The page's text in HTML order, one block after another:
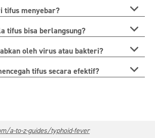
tifus menyebar?
tifus bisa berlangsung?
oleh virus atau bakteri?
tifus secara efektif?
a-to-z-guides/typhoid-fever